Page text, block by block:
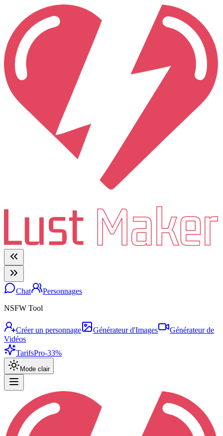
Chat
Personnages
NSFW Tool
Créer un personnage Générateur d'Images
Générateur de
Vidéos
TarifsPro-33%
Mode clair